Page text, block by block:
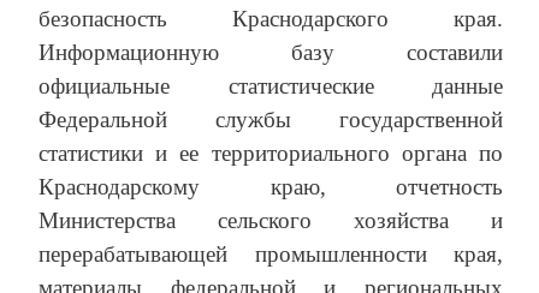
безопасность Краснодарского края.
Информационную базу составили
официальные статистические данные
Федеральной службы государственной
статистики и ее территориального органа по
Краснодарскому краю, отчетность
Министерства сельского хозяйства и
перерабатывающей промышленности края,
материалы федеральной и региональных